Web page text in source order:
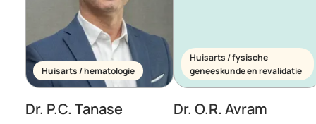
Huisarts / hematologie
Dr. P.C. Tanase
Huisarts / fysische
geneeskunde en revalidatie
Dr. O.R. Avram